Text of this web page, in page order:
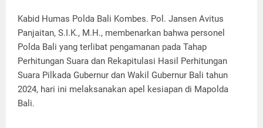
Kabid Humas Polda Bali Kombes. Pol. Jansen Avitus
Panjaitan, S.I.K., M.H., membenarkan bahwa personel
Polda Bali yang terlibat pengamanan pada Tahap
Perhitungan Suara dan Rekapitulasi Hasil Perhitungan
Suara Pilkada Gubernur dan Wakil Gubernur Bali tahun
2024, hari ini melaksanakan apel kesiapan di Mapolda
Bali.